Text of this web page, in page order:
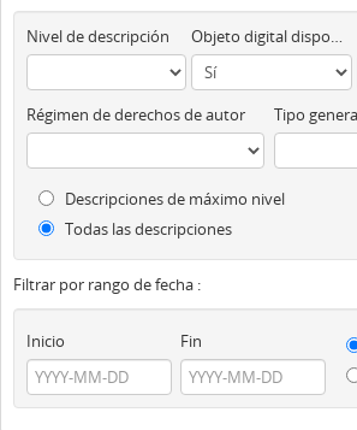
Nivel de descripción Objeto digital disponibles
Régimen de derechos de autor Tipo
Descripciones de máximo nivel
Todas las descripciones
Filtrar por rango de fecha :
Inicio Fin